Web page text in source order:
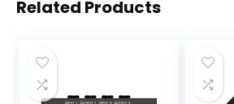
Related Products